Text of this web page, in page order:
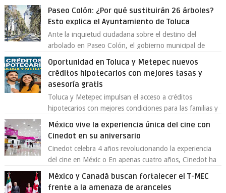
Paseo Colón: ¿Por qué sustituirán 26 árboles?
Esto explica el Ayuntamiento de Toluca
Ante la inquietud ciudadana sobre el destino del
arbolado en Paseo Colón, el gobierno municipal de
Oportunidad en Toluca y Metepec nuevos
créditos hipotecarios con mejores tasas y
asesoría gratis
Toluca y Metepec impulsan el acceso a créditos
hipotecarios con mejores condiciones para las familias y
México vive la experiencia única del cine con
Cinedot en su aniversario
Cinedot celebra 4 años revolucionando la experiencia
del cine en Méxic o En apenas cuatro años, Cinedot ha
México y Canadá buscan fortalecer el T-MEC
frente a la amenaza de aranceles